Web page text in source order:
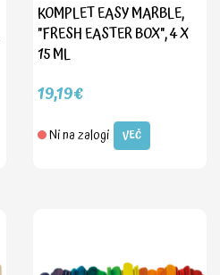
KOMPLET EASY MARBLE,
"FRESH EASTER BOX", 4 X
15 ML
19,19€
Ni na zalogi VEČ